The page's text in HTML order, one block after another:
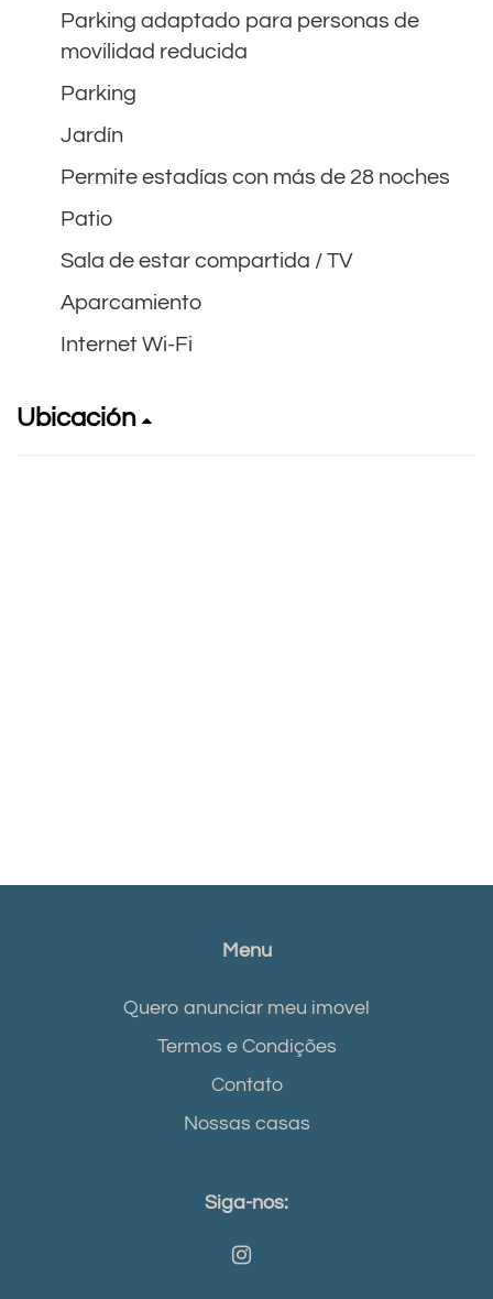
Parking adaptado para personas de
movilidad reducida
Parking
Jardín
Permite estadías con más de 28 noches
Patio
Sala de estar compartida / TV
Aparcamiento
Internet Wi-Fi
Ubicación
Menu
Quero anunciar meu imovel
Termos e Condições
Contato
Nossas casas
Siga-nos: